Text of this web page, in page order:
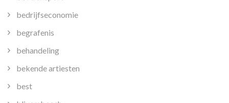
bedrijfseconomie
begrafenis
behandeling
bekende artiesten
best